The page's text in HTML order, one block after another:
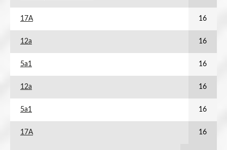
17А 16
12а 16
5а1 16
12а 16
5а1 16
17А 16